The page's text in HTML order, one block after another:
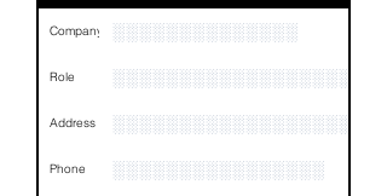
Company ░░░░░░░░░░░░░░
Role
Address
Phone ░░░░░░░░░░░░░░░░